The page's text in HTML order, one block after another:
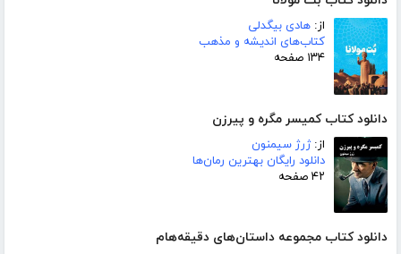
از: هادی بیگدلی
کتاب‌های اندیشه و مذهب
۱۳۴ صفحه
دانلود کتاب کمیسر مگره و پیرزن
از:ژرژ سیمنون
دانلود رایگان بهترین رمان‌ها
۴۲ صفحه
دانلود کتاب مجموعه داستان‌های دقیقه‌هام